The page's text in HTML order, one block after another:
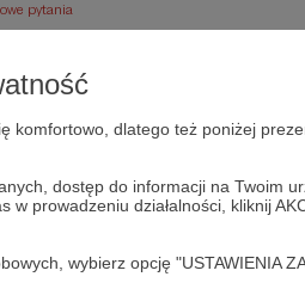
komfortowo, dlatego też poniżej
dostęp do informacji na Twoim
prowadzeniu działalności, kliknij
wybierz opcję "USTAWIENIA
pytania